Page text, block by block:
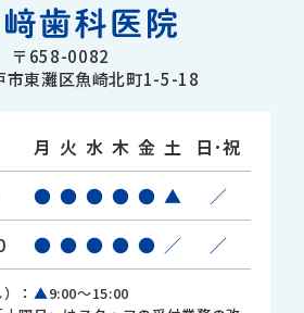
〒658-0082
市東灘区魚崎北町1-5-18
月 火 水 木 金 土
日･祝
● ● ● ● ● ▲
／
● ● ● ● ● ／ ／
： ▲9:00～15:00